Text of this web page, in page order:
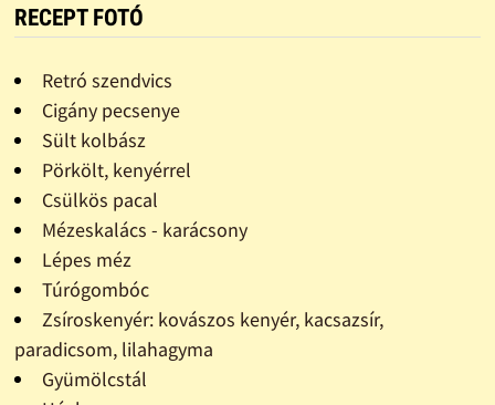
RECEPT FOTÓ
Retró szendvics
Cigány pecsenye
Sült kolbász
Pörkölt, kenyérrel
Csülkös pacal
Mézeskalács - karácsony
Lépes méz
Túrógombóc
Zsíroskenyér: kovászos kenyér, kacsazsír,
paradicsom, lilahagyma
Gyümölcstál